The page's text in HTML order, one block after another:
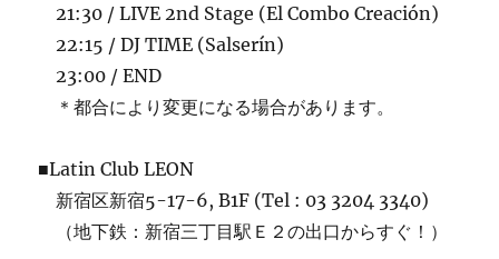
21:30 / LIVE 2nd Stage (El Combo Creación)
22:15 / DJ TIME (Salserín)
23:00 / END
＊都合により変更になる場合があります。
■Latin Club LEON
新宿区新宿5-17-6, B1F (Tel : 03 3204 3340)
（地下鉄：新宿三丁目駅Ｅ２の出口からすぐ！）